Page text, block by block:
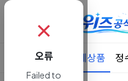
전체상품 정
✗
오류
Failed to